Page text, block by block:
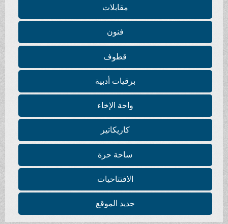
مقابلات
فنون
قطوف
برقيات أدبية
واحة الإخاء
كاريكاتير
ساحة حرة
الافتتاحيات
جديد الموقع